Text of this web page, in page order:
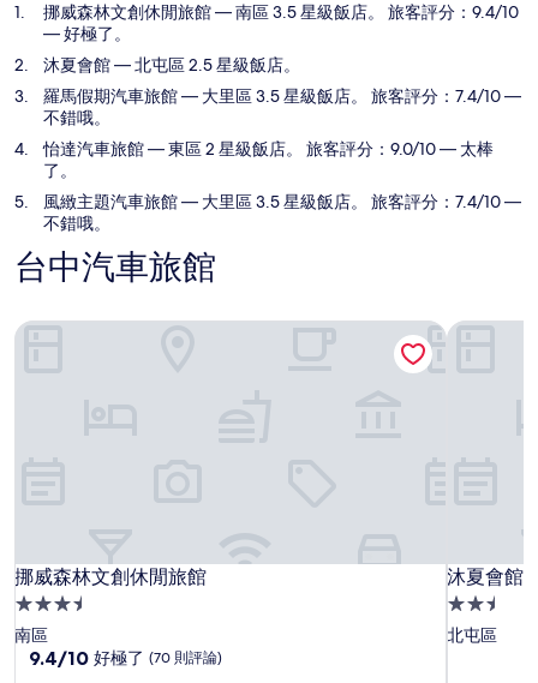
挪威森林文創休閒旅館— 南區 3.5 星級飯店。 旅客評分：9.4/10
— 好極了。
沐夏會館— 北屯區 2.5 星級飯店。
羅馬假期汽車旅館— 大里區 3.5 星級飯店。 旅客評分：7.4/10 —
不錯哦。
怡達汽車旅館— 東區 2 星級飯店。 旅客評分：9.0/10 — 太棒
了。
風緻主題汽車旅館— 大里區 3.5 星級飯店。 旅客評分：7.4/10 —
不錯哦。
台中汽車旅館
挪威森林文創休閒旅館
挪威森林文創休閒旅館
3.5
星
級
南區
9.4
9.4/10 好極了 (70 則評論)
挪威森林文創休閒旅館
沐夏會館
沐夏會館
2.5
星
北屯區
沐夏會館